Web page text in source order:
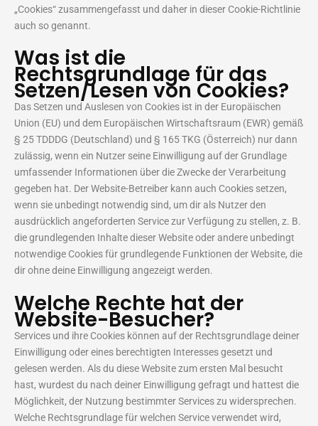
„Cookies“ zusammengefasst und daher in dieser Cookie-Richtlinie
auch so genannt.
Was ist die
Rechtsgrundlage für das
Setzen/Lesen von Cookies?
Das Setzen und Auslesen von Cookies ist in der Europäischen
Union (EU) und dem Europäischen Wirtschaftsraum (EWR) gemäß
§ 25 TDDDG (Deutschland) und § 165 TKG (Österreich) nur dann
zulässig, wenn ein Nutzer seine Einwilligung auf der Grundlage
umfassender Informationen über die Zwecke der Verarbeitung
gegeben hat. Der Website-Betreiber kann auch Cookies setzen,
wenn sie unbedingt notwendig sind, um dir als Nutzer den
ausdrücklich angeforderten Service zur Verfügung zu stellen, z. B.
die grundlegenden Inhalte dieser Website oder andere unbedingt
notwendige Cookies für grundlegende Funktionen der Website, die
dir ohne deine Einwilligung angezeigt werden.
Welche Rechte hat der
Website-Besucher?
Services und ihre Cookies können auf der Rechtsgrundlage deiner
Einwilligung oder eines berechtigten Interesses gesetzt und
gelesen werden. Als du diese Website zum ersten Mal besucht
hast, wurdest du nach deiner Einwilligung gefragt und hattest die
Möglichkeit, der Nutzung bestimmter Services zu widersprechen.
Welche Rechtsgrundlage für welchen Service verwendet wird,